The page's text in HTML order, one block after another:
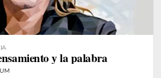
y la palabra